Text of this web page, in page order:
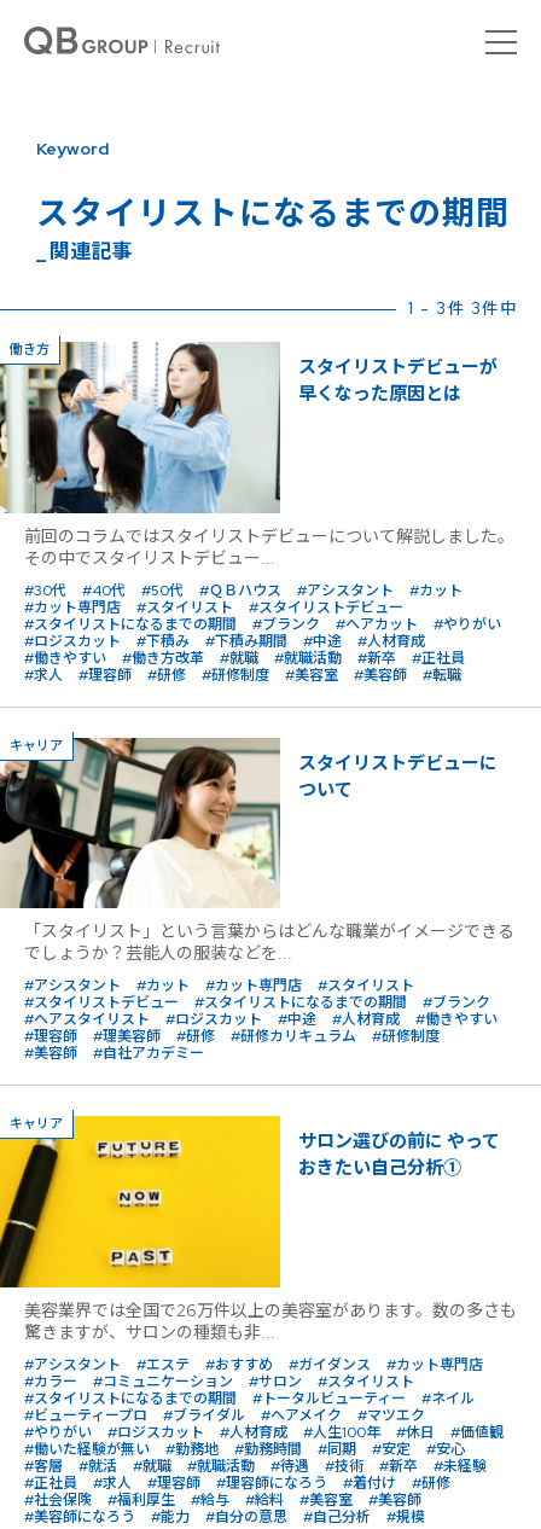
Keyword
スタイリストになるまでの期間
_ 関連記事
1 - 3件 3件中
働き方
スタイリストデビューが
早くなった原因とは
前回のコラムではスタイリストデビューについて解説しました。
その中でスタイリストデビュー...
#30代 #40代 #50代 #ＱＢハウス #アシスタント
#カット
#カット専門店
#スタイリスト
#スタイリストデビュー
#スタイリストになるまでの期間
#ブランク #ヘアカット
#やりがい
#ロジスカット
#下積み #下積み期間 #中途
#人材育成
#働きやすい
#働き方改革 #就職 #就職活動 #新卒
#正社員
#求人
#理容師 #研修 #研修制度 #美容室 #美容師 #転職
キャリア
スタイリストデビューに
ついて
「スタイリスト」という言葉からはどんな職業がイメージできる
でしょうか？芸能人の服装などを...
#アシスタント #カット #カット専門店
#スタイリスト
#スタイリストデビュー
#スタイリストになるまでの期間
#ブランク
#ヘアスタイリスト
#ロジスカット #中途 #人材育成
#働きやすい
#理容師
#理美容師 #研修 #研修カリキュラム
#研修制度
#美容師
#自社アカデミー
キャリア
サロン選びの前に やって
おきたい自己分析①
美容業界では全国で26万件以上の美容室があります。数の多さも
驚きますが、サロンの種類も非...
#アシスタント #エステ #おすすめ #ガイダンス
#カット専門店
#カラー
#コミュニケーション #サロン
#スタイリスト
#スタイリストになるまでの期間
#トータルビューティー
#ネイル
#ビューティープロ
#ブライダル #ヘアメイク
#マツエク
#やりがい
#ロジスカット #人材育成 #人生100年 #休日
#価値観
#働いた経験が無い
#勤務地 #勤務時間 #同期 #安定
#安心
#客層
#就活 #就職 #就職活動 #待遇 #技術 #新卒
#未経験
#正社員
#求人 #理容師 #理容師になろう #着付け
#研修
#社会保険
#福利厚生 #給与 #給料 #美容室
#美容師
#美容師になろう
#能力 #自分の意思 #自己分析 #規模